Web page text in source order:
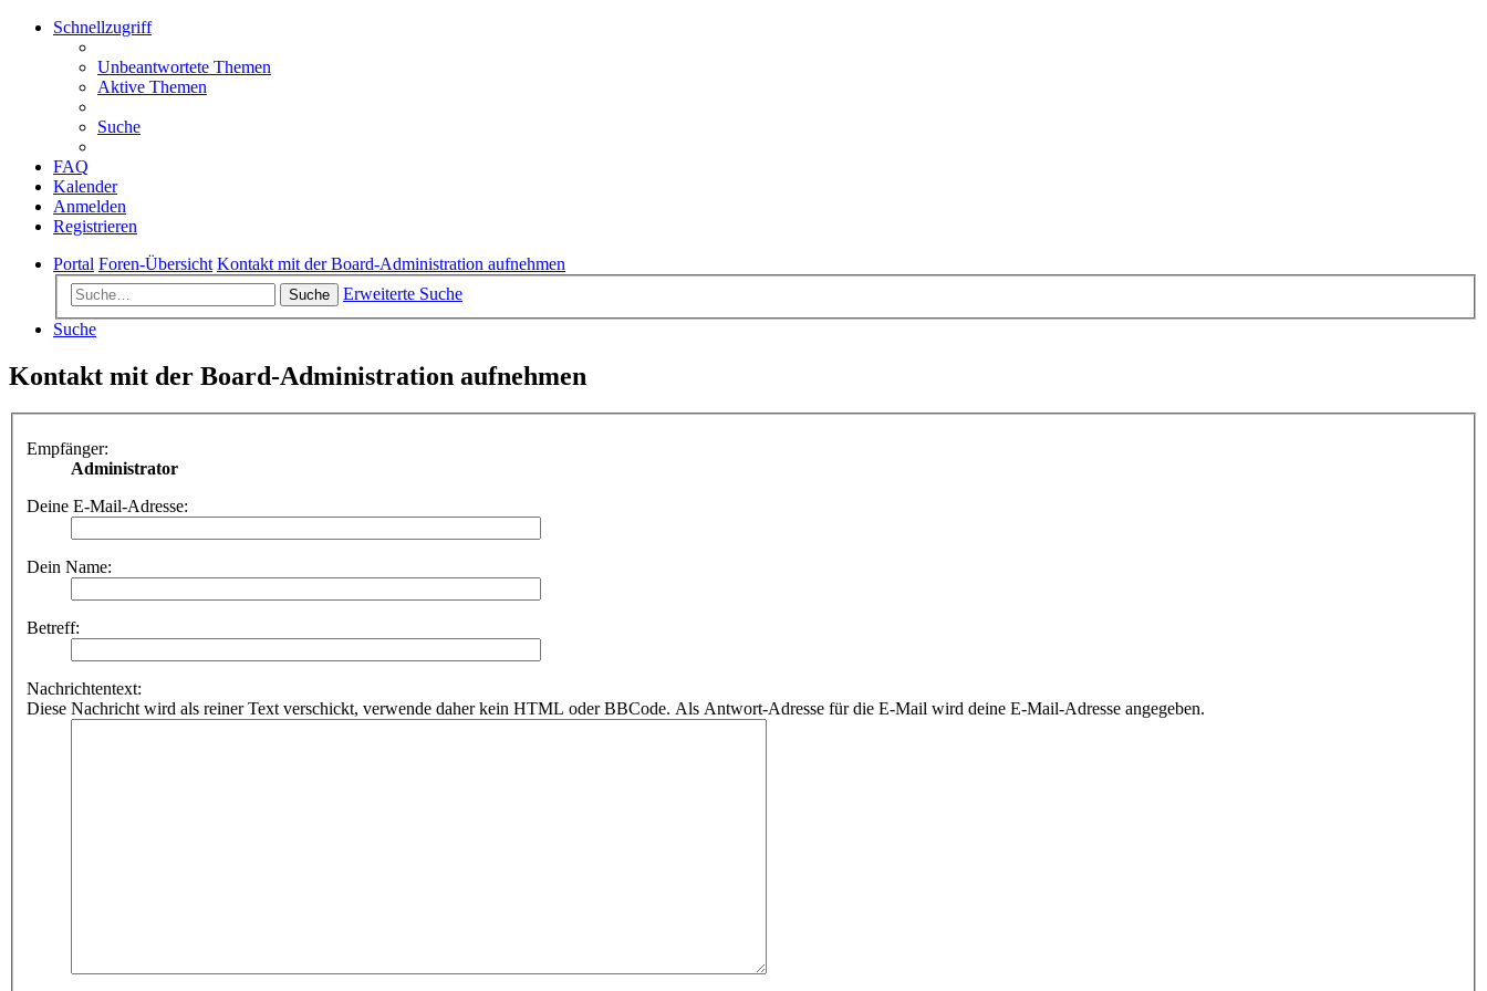
Schnellzugriff
Unbeantwortete Themen
Aktive Themen
Suche
FAQ
Kalender
Anmelden
Registrieren
Portal Foren-Übersicht Kontakt mit der Board-Administration aufnehmen
Suche
Erweiterte Suche
Suche
Kontakt mit der Board-Administration aufnehmen
Empfänger:
Administrator
Deine E-Mail-Adresse:
Dein Name:
Betreff:
Nachrichtentext:
Diese Nachricht wird als reiner Text verschickt, verwende daher kein HTML oder BBCode. Als Antwort-Adresse für die E-Mail wird deine E-Mail-Adresse angegeben.